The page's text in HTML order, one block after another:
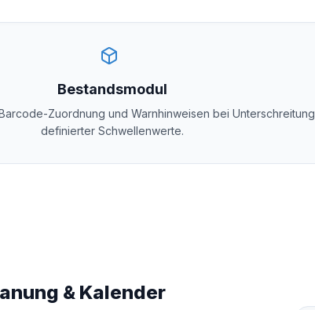
Bestandsmodul
Zuordnung und Warnhinweisen bei Unterschreitung
definierter Schwellenwerte.
& Kalender